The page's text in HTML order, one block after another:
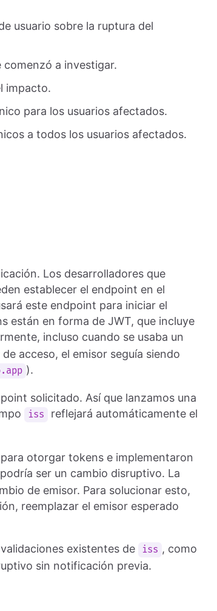
usuario sobre la ruptura del
a investigar.
impacto.
para los usuarios afectados.
a todos los usuarios afectados.
Los desarrolladores que
establecer el endpoint en el
este endpoint para iniciar el
están en forma de JWT, que incluye
incluso cuando se usaba un
acceso, el emisor seguía siendo
).
solicitado. Así que lanzamos una
iss
reflejará automáticamente el
otorgar tokens e implementaron
ser un cambio disruptivo. La
de emisor. Para solucionar esto,
reemplazar el emisor esperado
existentes de iss , como
sin notificación previa.